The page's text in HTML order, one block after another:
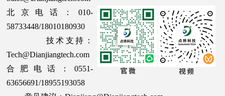
北京电话：010-
58733448/18010180930
技术支持：
Tech@Dianjiangtech.com
合肥电话：0551-
63656691/18955193058